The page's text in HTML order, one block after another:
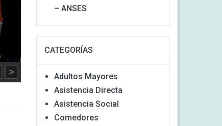
>
– ANSES
CATEGORÍAS
Adultos Mayores
Asistencia Directa
Asistencia Social
Comedores